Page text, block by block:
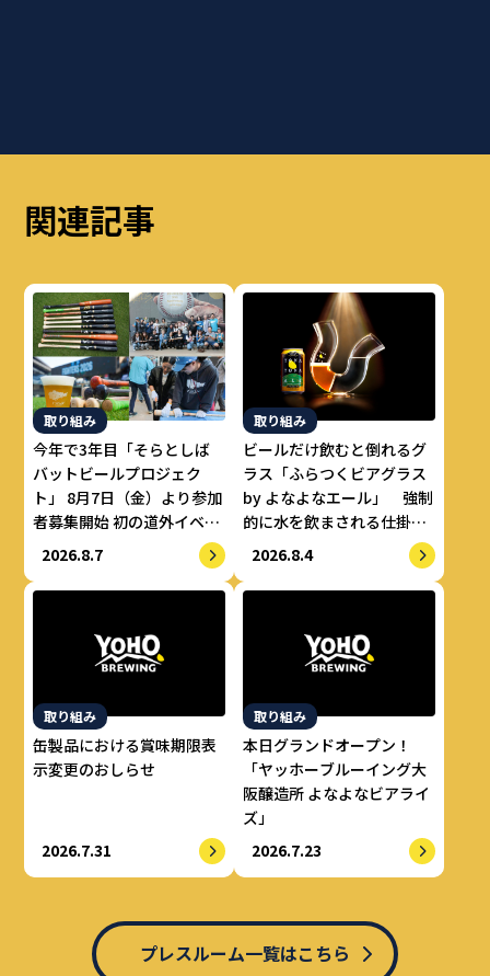
関連記事
取り組み
今年で3年目「そらとしば
バットビールプロジェク
ト」 8月7日（金）より参加
者募集開始 初の道外イベン
トも開催！
2026.8.7
取り組み
ビールだけ飲むと倒れるグ
ラス「ふらつくビアグラス
by よなよなエール」 強制
的に水を飲まされる仕掛け
で適正飲酒を実現
2026.8.4
取り組み
缶製品における賞味期限表
示変更のおしらせ
2026.7.31
取り組み
本日グランドオープン！
「ヤッホーブルーイング大
阪醸造所 よなよなビアライ
ズ」
2026.7.23
プレスルーム一覧はこちら